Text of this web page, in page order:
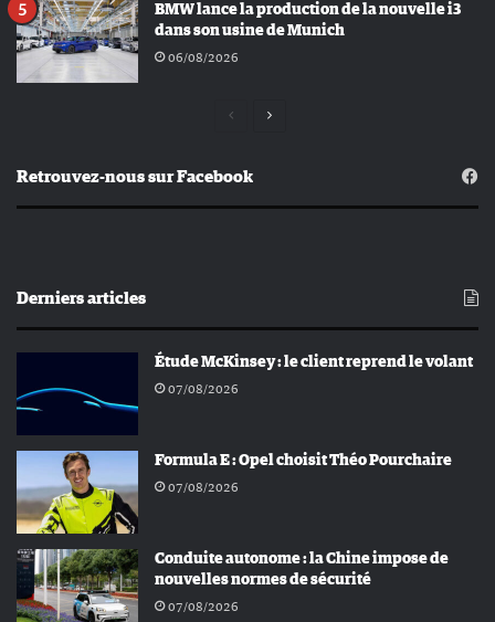
BMW lance la production de la nouvelle i3
dans son usine de Munich
06/08/2026
Page
Page
Retrouvez-nous sur Facebook
Derniers articles
Étude McKinsey : le client reprend le volant
07/08/2026
Formula E : Opel choisit Théo Pourchaire
07/08/2026
Conduite autonome : la Chine impose de
nouvelles normes de sécurité
07/08/2026